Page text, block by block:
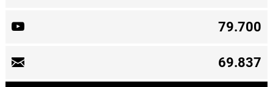
79.700
69.837